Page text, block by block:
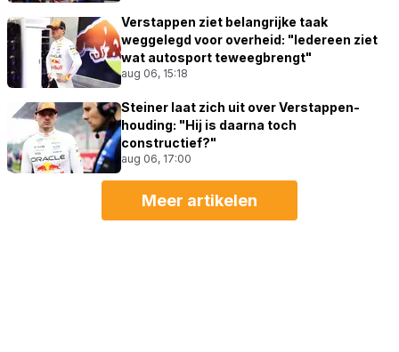
Verstappen ziet belangrijke taak
weggelegd voor overheid: "Iedereen ziet
wat autosport teweegbrengt"
aug 06, 15:18
Steiner laat zich uit over Verstappen-
houding: "Hij is daarna toch
constructief?"
aug 06, 17:00
Meer artikelen